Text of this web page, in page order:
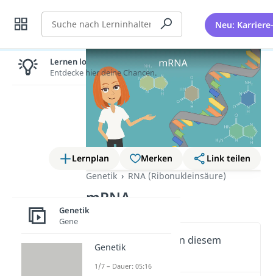
Suche Neu:
Lernplan Merken
Link teilen
Genetik
RNA (Ribonukleinsäure)
mRNA
Wichtige Inhalte in diesem
Video
Lernen lohnt sich!
Entdecke hier deine Chancen.
Genetik
Gene
Genetik
1/7 – Dauer: 05:16